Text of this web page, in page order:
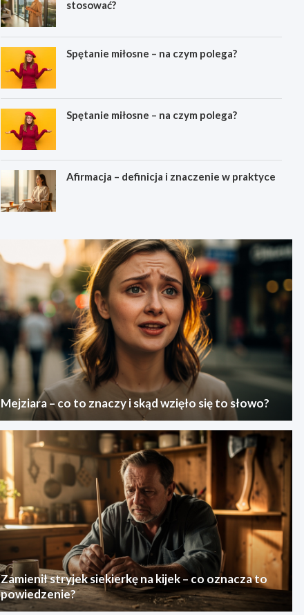
stosować?
Spętanie miłosne – na czym polega?
Spętanie miłosne – na czym polega?
Afirmacja – definicja i znaczenie w praktyce
Mejziara – co to znaczy i skąd wzięło się to słowo?
Zamienił stryjek siekierkę na kijek – co oznacza to
powiedzenie?